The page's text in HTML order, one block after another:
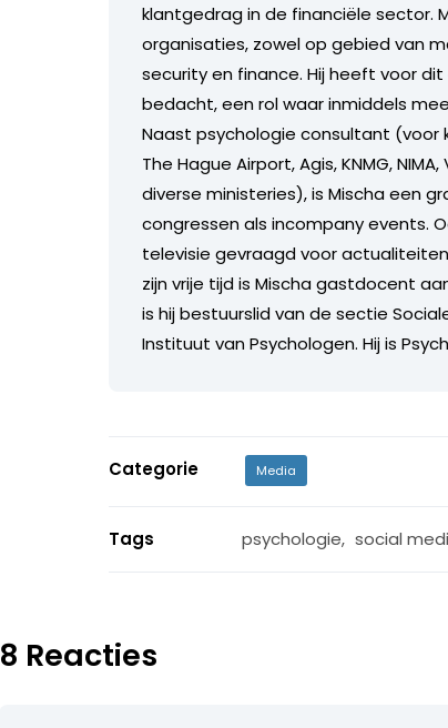
klantgedrag in de financiële sector.
organisaties, zowel op gebied van
security en finance. Hij heeft voor
bedacht, een rol waar inmiddels
Naast psychologie consultant (voor
The Hague Airport, Agis, KNMG,
diverse ministeries), is Mischa een
congressen als incompany events.
televisie gevraagd voor
zijn vrije tijd is Mischa gastdocent aan
is hij bestuurslid van de sectie
Instituut van Psychologen. Hij is
Categorie Media
Tags psychologie, social
8 Reacties